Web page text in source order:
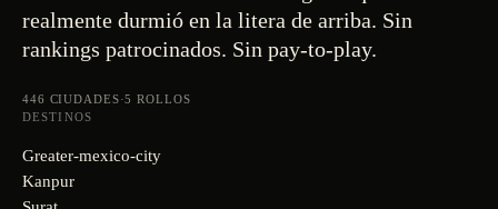
realmente durmió en la litera de arriba. Sin
rankings patrocinados. Sin pay-to-play.
446 CIUDADES·5 ROLLOS
DESTINOS
Greater-mexico-city
Kanpur